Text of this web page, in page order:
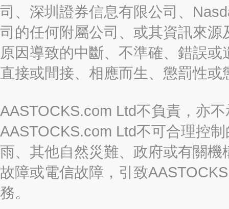
司、深圳證券信息有限公司、
司的任何附屬公司、或其資訊來
原因導致的中斷、不準確、錯誤
直接或間接、相應而生、懲罰性
AASTOCKS.com Ltd不負責，亦
AASTOCKS.com Ltd不可合理控
雨、其他自然災難、政府或有關
故障或電信故障，引致
務。